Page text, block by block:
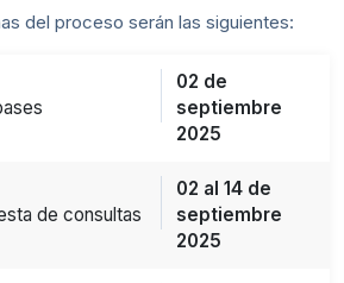
del proceso serán las siguientes:
02 de
septiembre
2025
de consultas
02 al 14 de
septiembre
2025